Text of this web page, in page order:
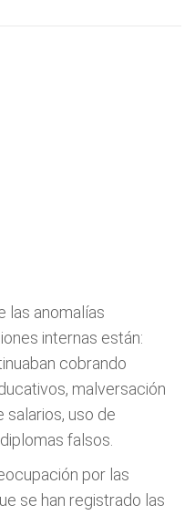
las anomalías
internas están:
cobrando
malversación
salarios, uso de
falsos.
por las
se han registrado las